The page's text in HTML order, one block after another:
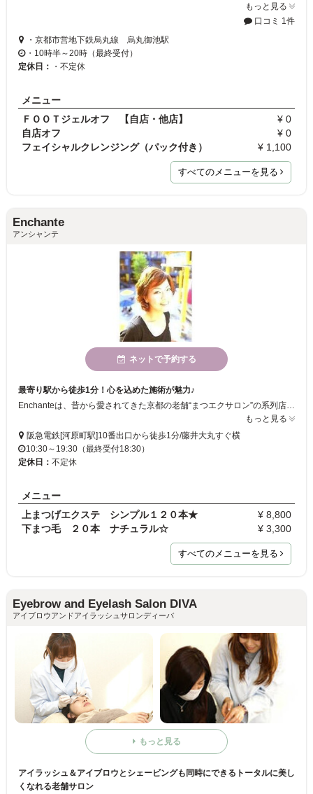
もっと見る
口コミ 1件
・京都市営地下鉄烏丸線 烏丸御池駅
・10時半～20時（最終受付）
定休日：
・不定休
メニュー
ＦＯＯＴジェルオフ 【自店・他店】
¥ 0
自店オフ
¥ 0
フェイシャルクレンジング（パック付き）
¥ 1,100
すべてのメニューを見る
Enchante
アンシャンテ
ネットで予約する
最寄り駅から徒歩1分！心を込めた施術が魅力♪
Enchanteは、昔から愛されてきた京都の老舗“まつエクサロン”の系列店舗です◎ 腕自慢のベテランスタッフの方々が、皆さんのご来店をお待ちしております♪
もっと見る
阪急電鉄[河原町駅]10番出口から徒歩1分/藤井大丸すぐ横
10:30～19:30（最終受付18:30）
定休日： 不定休
メニュー
上まつげエクステ シンプル１２０本★
¥ 8,800
下まつ毛 ２０本 ナチュラル☆
¥ 3,300
すべてのメニューを見る
Eyebrow and Eyelash Salon DIVA
アイブロウアンドアイラッシュサロンディーバ
もっと見る
アイラッシュ＆アイブロウとシェービングも同時にできるトータルに美し
くなれる老舗サロン